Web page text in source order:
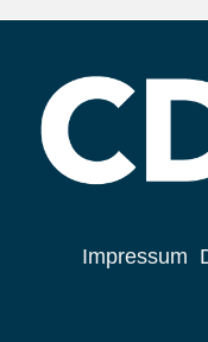
Impressum